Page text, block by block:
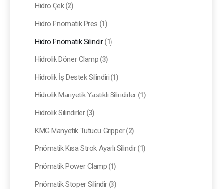
Hidro Çek (2)
Hidro Pnömatik Pres (1)
Hidro Pnömatik Silindir (1)
Hidrolik Döner Clamp (3)
Hidrolik İş Destek Silindiri (1)
Hidrolik Manyetik Yastıklı Silindirler (1)
Hidrolik Silindirler (3)
KMG Manyetik Tutucu Gripper (2)
Pnömatik Kısa Strok Ayarlı Silindir (1)
Pnömatik Power Clamp (1)
Pnömatik Stoper Silindir (3)